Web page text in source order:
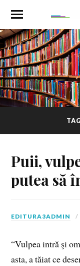
Puii,
putea să
EDITURA3ADMIN
“Vulpea intră şi
asta, a tăiat ce